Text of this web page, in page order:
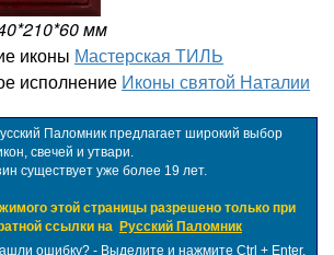
мм
иконы Мастерская ТИЛЬ
исполнение Иконы святой Наталии
Паломник предлагает широкий выбор
свечей и утвари.
существует уже более 19 лет.
этой страницы разрешено только при
ссылки на Русский Паломник
ошибку? - Выделите и нажмите Ctrl + Enter.